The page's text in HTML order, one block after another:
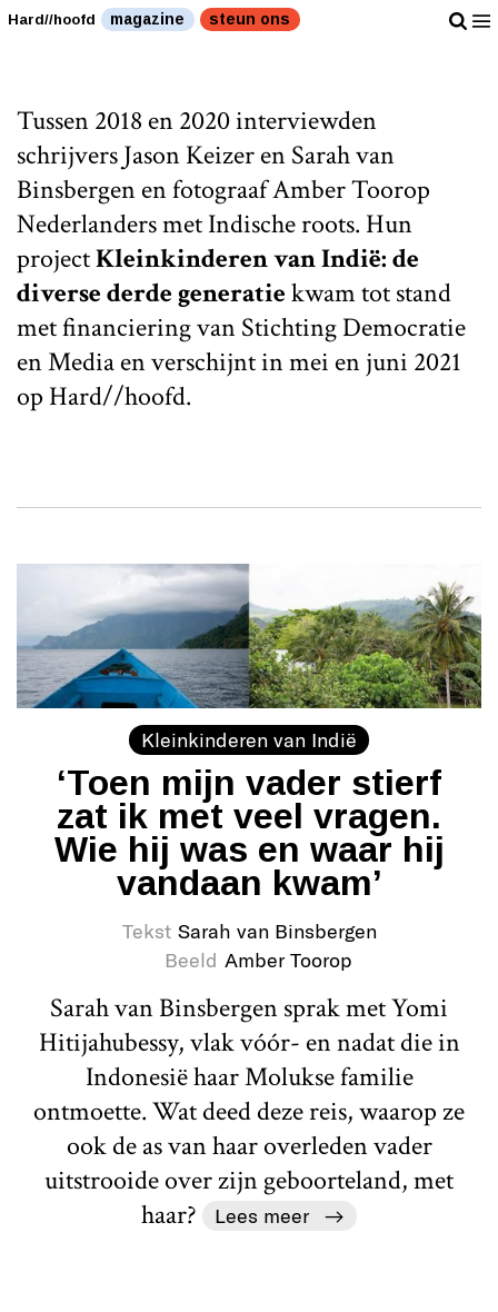
Hard//hoofd magazine steun ons
Tussen 2018 en 2020 interviewden
schrijvers Jason Keizer en Sarah van
Binsbergen en fotograaf Amber Toorop
Nederlanders met Indische roots. Hun
projectKleinkinderen van Indië: de
diverse derde generatiekwam tot stand
met financiering van Stichting Democratie
en Media en verschijnt in mei en juni 2021
op Hard//hoofd.
Kleinkinderen van Indië
‘Toen mijn vader stierf
zat ik met veel vragen.
Wie hij was en waar hij
vandaan kwam’
Tekst Sarah van Binsbergen
Beeld Amber Toorop
Sarah van Binsbergen sprak met Yomi
Hitijahubessy, vlak vóór- en nadat die in
Indonesië haar Molukse familie
ontmoette. Wat deed deze reis, waarop ze
ook de as van haar overleden vader
uitstrooide over zijn geboorteland, met
haar?
Lees meer